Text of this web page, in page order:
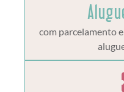
com parcelamento